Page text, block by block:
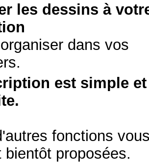
les dessins à
dans vos
est simple et
fonctions
bientôt proposées.